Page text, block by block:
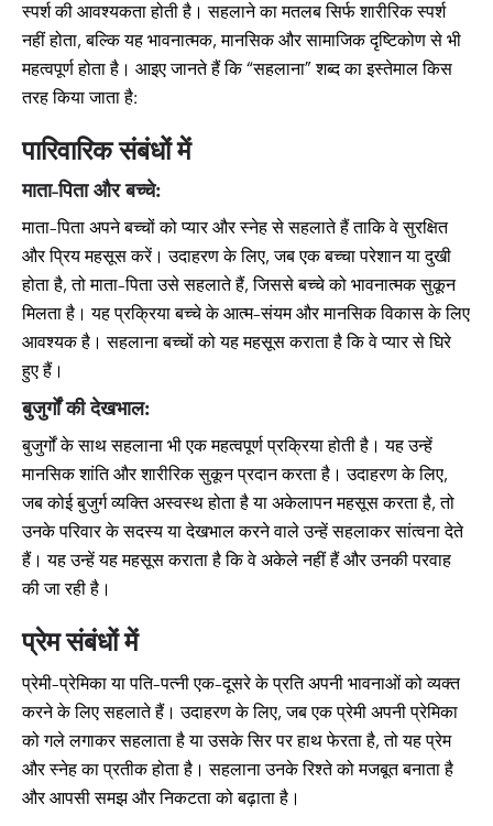
स्पर्श की आवश्यकता होती है। सहलाने का मतलब सिर्फ शारीरिक स्पर्श
नहीं होता, बल्कि यह भावनात्मक, मानसिक और सामाजिक दृष्टिकोण से भी
महत्वपूर्ण होता है। आइए जानते हैं कि “सहलाना” शब्द का इस्तेमाल किस
तरह किया जाता है:
पारिवारिक संबंधों में
माता-पिता और बच्चे:
माता-पिता अपने बच्चों को प्यार और स्नेह से सहलाते हैं ताकि वे सुरक्षित
और प्रिय महसूस करें। उदाहरण के लिए, जब एक बच्चा परेशान या दुखी
होता है, तो माता-पिता उसे सहलाते हैं, जिससे बच्चे को भावनात्मक सुकून
मिलता है। यह प्रक्रिया बच्चे के आत्म-संयम और मानसिक विकास के लिए
आवश्यक है। सहलाना बच्चों को यह महसूस कराता है कि वे प्यार से घिरे
हुए हैं।
बुजुर्गों की देखभाल:
बुजुर्गों के साथ सहलाना भी एक महत्वपूर्ण प्रक्रिया होती है। यह उन्हें
मानसिक शांति और शारीरिक सुकून प्रदान करता है। उदाहरण के लिए,
जब कोई बुजुर्ग व्यक्ति अस्वस्थ होता है या अकेलापन महसूस करता है, तो
उनके परिवार के सदस्य या देखभाल करने वाले उन्हें सहलाकर सांत्वना देते
हैं। यह उन्हें यह महसूस कराता है कि वे अकेले नहीं हैं और उनकी परवाह
की जा रही है।
प्रेम संबंधों में
प्रेमी-प्रेमिका या पति-पत्नी एक-दूसरे के प्रति अपनी भावनाओं को व्यक्त
करने के लिए सहलाते हैं। उदाहरण के लिए, जब एक प्रेमी अपनी प्रेमिका
को गले लगाकर सहलाता है या उसके सिर पर हाथ फेरता है, तो यह प्रेम
और स्नेह का प्रतीक होता है। सहलाना उनके रिश्ते को मजबूत बनाता है
और आपसी समझ और निकटता को बढ़ाता है।